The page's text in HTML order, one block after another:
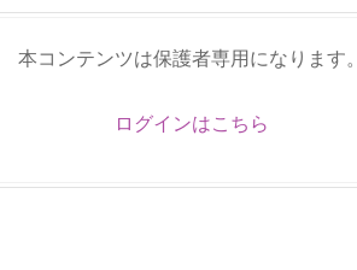
本コンテンツは保護者専用になります。
ログインはこちら